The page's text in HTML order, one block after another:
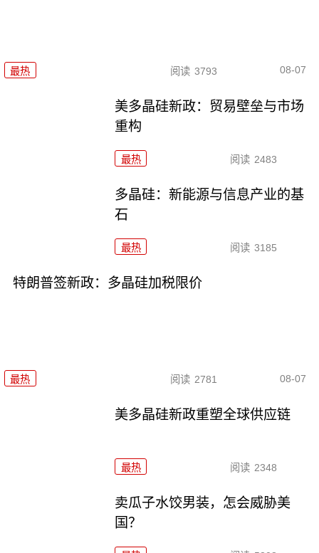
最热 阅读 3793 08-07
美多晶硅新政：贸易壁垒与市场
重构
最热 阅读 2483
多晶硅：新能源与信息产业的基
石
最热 阅读 3185
特朗普签新政：多晶硅加税限价
最热 阅读 2781 08-07
美多晶硅新政重塑全球供应链
最热 阅读 2348
卖瓜子水饺男装，怎会威胁美
国？